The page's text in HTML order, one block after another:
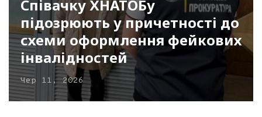
Співачку ХНАТОБу
підозрюють у причетності до
схеми оформлення фейкових
інвалідностей
Чер 11, 2026